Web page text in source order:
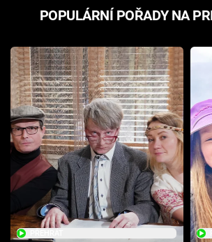
POPULÁRNÍ POŘADY NA